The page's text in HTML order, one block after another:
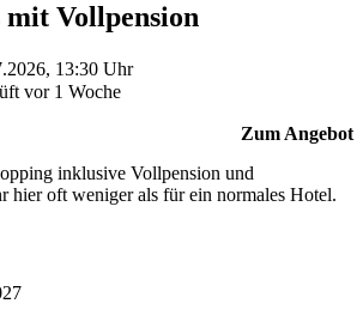
mit Vollpension
inklusive Vollpension und
hier oft weniger als für ein normales Hotel.
13:30 Uhr
vor 1 Woche
Zum Angebot